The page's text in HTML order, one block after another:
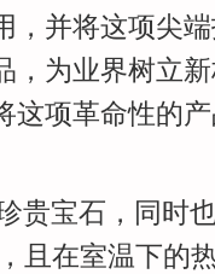
，并将这项尖
，为业界树立
这项革命性的
贵宝石，同时
且在室温下的